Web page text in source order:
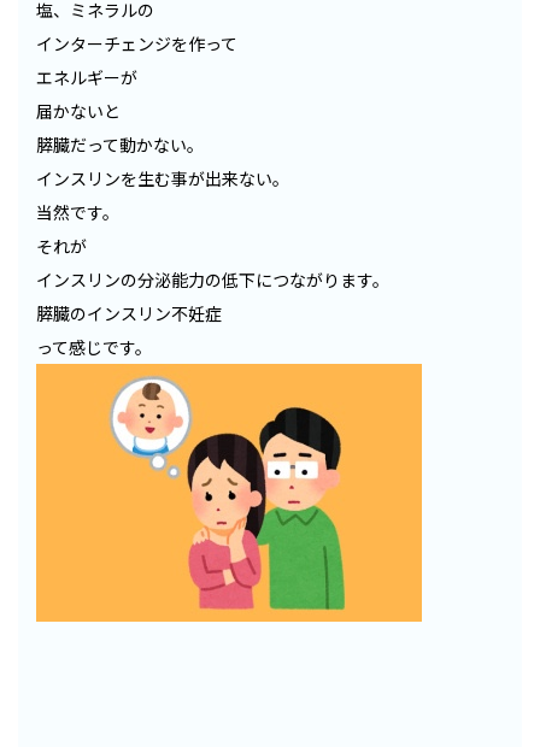
塩、ミネラルの
インターチェンジを作って
エネルギーが
届かないと
膵臓だって動かない。
インスリンを生む事が出来ない。
当然です。
それが
インスリンの分泌能力の低下につながります。
膵臓のインスリン不妊症
って感じです。